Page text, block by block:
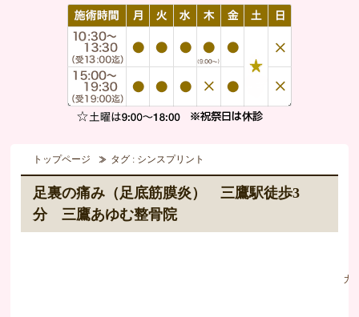
トップページ タグ : シンスプリント
足裏の痛み（足底筋膜炎） 三鷹駅徒歩3
分 三鷹あゆむ整骨院
カ